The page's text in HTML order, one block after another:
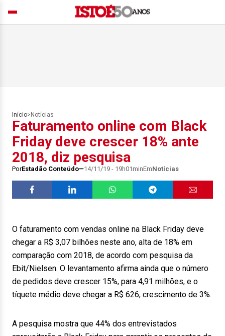
Início> Notícias
Faturamento online com Black
Friday deve crescer 18% ante
2018, diz pesquisa
PorEstadão Conteúdo 14/11/19 - 19h01minEmNotícias
O faturamento com vendas online na Black Friday deve
chegar a R$ 3,07 bilhões neste ano, alta de 18% em
comparação com 2018, de acordo com pesquisa da
Ebit/Nielsen. O levantamento afirma ainda que o número
de pedidos deve crescer 15%, para 4,91 milhões, e o
tíquete médio deve chegar a R$ 626, crescimento de 3%.
A pesquisa mostra que 44% dos entrevistados